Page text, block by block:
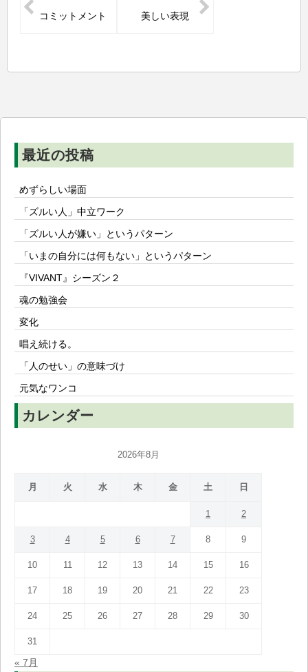
稿
ン
コミットメント 美しい表現
最近の投稿
めずらしい場面
「ズルい人」中立ワーク
「ズルい人が嫌い」というパターン
「いまの自分には何もない」というパターン
『VIVANT』シーズン２
魂の勉強会
変化
唱え続ける。
「人のせい」の意味づけ
元気なワンコ
カレンダー
2026年8月
月 火 水 木 金 土 日
1 2
3 4 5 6 7 8 9
10 11 12 13 14 15 16
17 18 19 20 21 22 23
24 25 26 27 28 29 30
31
« 7月